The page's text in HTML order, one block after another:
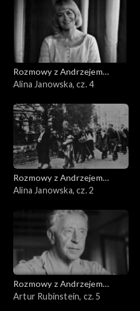
Rozmowy z Andrzejem
Doboszem
Alina Janowska, cz. 4
Rozmowy z Andrzejem
Doboszem
Alina Janowska, cz. 2
Rozmowy z Andrzejem
Doboszem
Artur Rubinstein, cz. 5